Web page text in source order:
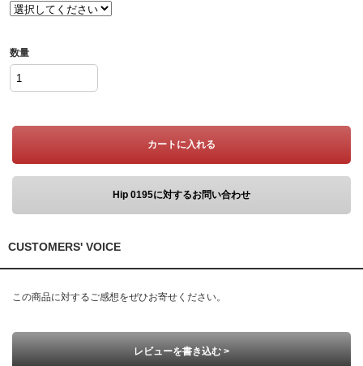
数量
カートに入れる
Hip 0195に対するお問い合わせ
CUSTOMERS' VOICE
この商品に対するご感想をぜひお寄せください。
レビューを書き込む >